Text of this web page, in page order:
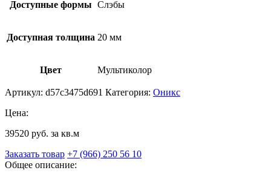
Доступные формы Слэбы
Доступная толщина 20 мм
Цвет Мультиколор
Артикул: d57c3475d691 Категория: Оникс
Цена:
39520 руб. за кв.м
Заказать товар +7 (966) 250 56 10
Общее описание: